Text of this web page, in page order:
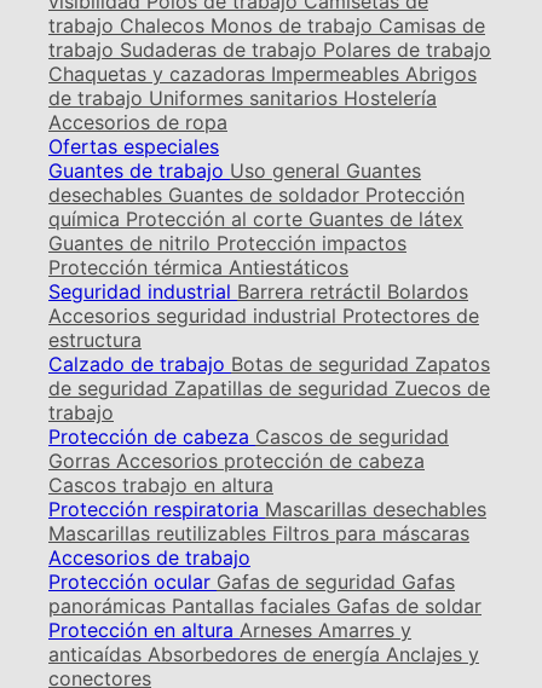
trabajo Chalecos Monos de trabajo Camisas de
trabajo Sudaderas de trabajo Polares de trabajo
Chaquetas y cazadoras Impermeables Abrigos
de trabajo Uniformes sanitarios Hostelería
Accesorios de ropa
Ofertas especiales
Guantes de trabajo Uso general Guantes
desechables Guantes de soldador Protección
química Protección al corte Guantes de látex
Guantes de nitrilo Protección impactos
Protección térmica Antiestáticos
Seguridad industrial Barrera retráctil Bolardos
Accesorios seguridad industrial Protectores de
estructura
Calzado de trabajo Botas de seguridad Zapatos
de seguridad Zapatillas de seguridad Zuecos de
trabajo
Protección de cabeza Cascos de seguridad
Gorras Accesorios protección de cabeza
Cascos trabajo en altura
Protección respiratoria Mascarillas desechables
Mascarillas reutilizables Filtros para máscaras
Accesorios de trabajo
Protección ocular Gafas de seguridad Gafas
panorámicas Pantallas faciales Gafas de soldar
Protección en altura Arneses Amarres y
anticaídas Absorbedores de energía Anclajes y
conectores